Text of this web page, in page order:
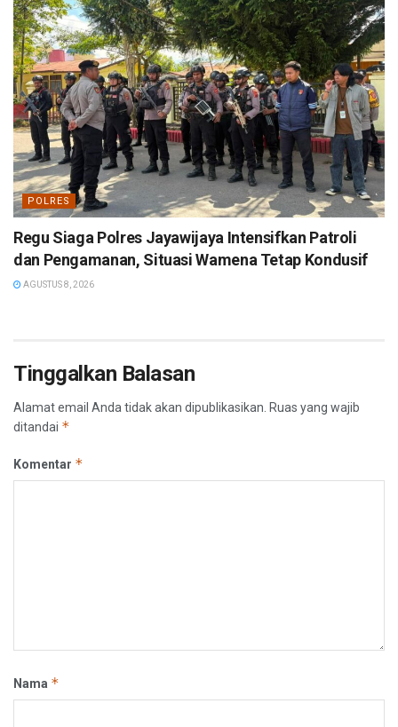
POLRES
Regu Siaga Polres Jayawijaya Intensifkan Patroli
dan Pengamanan, Situasi Wamena Tetap Kondusif
AGUSTUS 8, 2026
Tinggalkan Balasan
Alamat email Anda tidak akan dipublikasikan. Ruas yang wajib
ditandai *
Komentar *
Nama *